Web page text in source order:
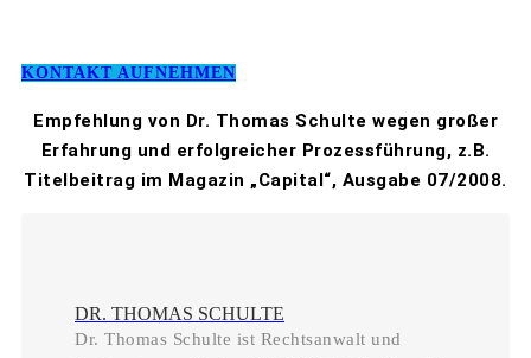
KONTAKT AUFNEHMEN
Empfehlung von Dr. Thomas Schulte wegen großer
Erfahrung und erfolgreicher Prozessführung, z.B.
Titelbeitrag im Magazin „Capital“, Ausgabe 07/2008.
DR. THOMAS SCHULTE
Dr. Thomas Schulte ist Rechtsanwalt und